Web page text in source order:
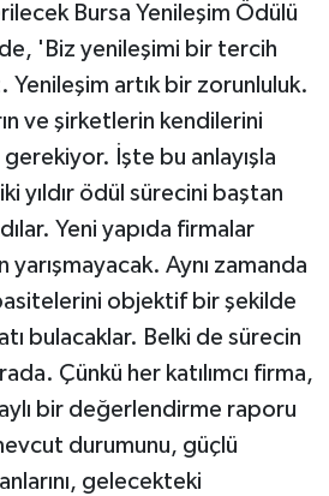
Bursa Yenileşim Ödülü
'Biz yenileşimi bir tercih
artık bir zorunluluk.
ve şirketlerin kendilerini
İşte bu anlayışla
yıldır ödül sürecini baştan
Yeni yapıda firmalar
yarışmayacak. Aynı zamanda
objektif bir şekilde
bulacaklar. Belki de sürecin
Çünkü her katılımcı firma,
bir değerlendirme raporu
durumunu, güçlü
gelecekteki